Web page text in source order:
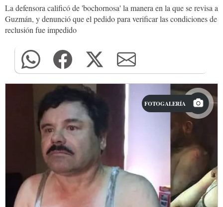
La defensora calificó de 'bochornosa' la manera en la que se revisa a
Guzmán, y denunció que el pedido para verificar las condiciones de
reclusión fue impedido
FOTOGALERÍA